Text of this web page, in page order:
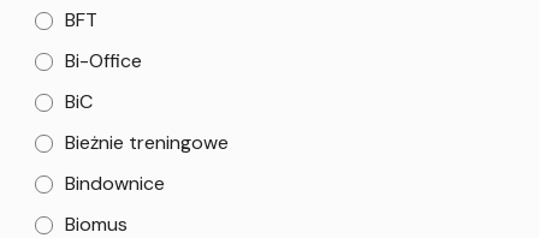
BFT
Bi-Office
BiC
Bieżnie treningowe
Bindownice
Biomus